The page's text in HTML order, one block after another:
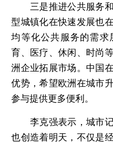
三是推进公共服务和
型城镇化在快速发展也
均等化公共服务的需
育、医疗、休闲、时尚
洲企业拓展市场。中国
优势，希望欧洲在城市
参与提供更多便利。
李克强表示，城市记
也创造着明天，不仅是